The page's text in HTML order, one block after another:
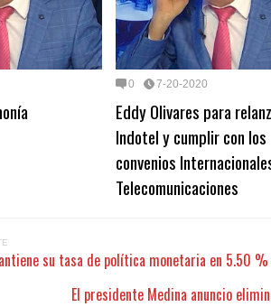
0 7-20-2020
Eddy Olivares para
Indotel y cumplir con los
convenios
Telecomunicaciones
su tasa de política monetaria en 5.50 %
El presidente Medina anuncio